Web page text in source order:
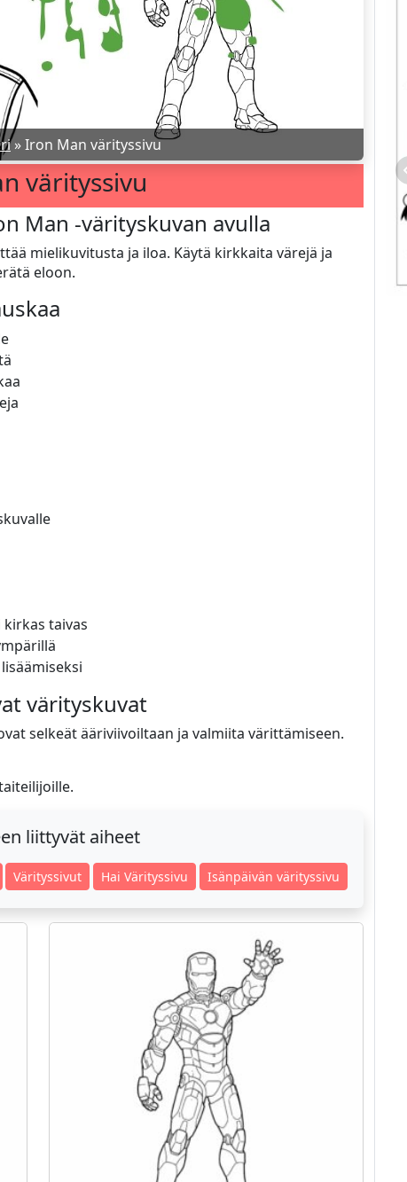
»Iron Man värityssivu
värityssivu
Man -värityskuvan avulla
mielikuvitusta ja iloa. Käytä kirkkaita värejä ja
eloon.
taivas
värityskuvat
selkeät ääriviivoiltaan ja valmiita värittämiseen.
liittyvät aiheet
Värityssivut Hai Värityssivu Isänpäivän värityssivu